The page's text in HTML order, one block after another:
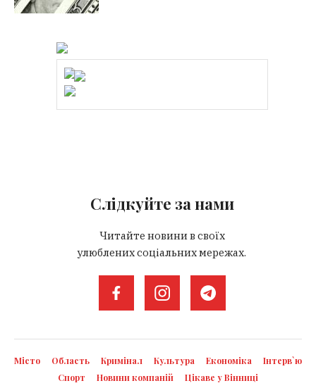
Слідкуйте за нами
Читайте новини в своїх
улюблених соціальних мережах.
Місто Область Кримінал Культура Економіка
Інтерв`ю
Спорт
Новини компаній Цікаве у Вінниці